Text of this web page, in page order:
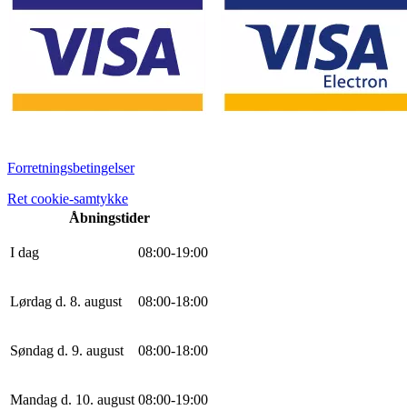
Forretningsbetingelser
Ret cookie-samtykke
Åbningstider
I dag 08:00-19:00
Lørdag d. 8. august 08:00-18:00
Søndag d. 9. august 08:00-18:00
Mandag d. 10. august 08:00-19:00